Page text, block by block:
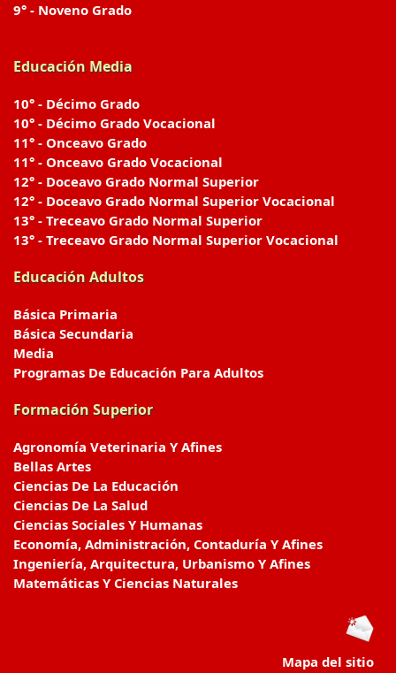
9° - Noveno Grado
Educación Media
10° - Décimo Grado
10° - Décimo Grado Vocacional
11° - Onceavo Grado
11° - Onceavo Grado Vocacional
12° - Doceavo Grado Normal Superior
12° - Doceavo Grado Normal Superior Vocacional
13° - Treceavo Grado Normal Superior
13° - Treceavo Grado Normal Superior Vocacional
Educación Adultos
Básica Primaria
Básica Secundaria
Media
Programas De Educación Para Adultos
Formación Superior
Agronomía Veterinaria Y Afines
Bellas Artes
Ciencias De La Educación
Ciencias De La Salud
Ciencias Sociales Y Humanas
Economía, Administración, Contaduría Y Afines
Ingeniería, Arquitectura, Urbanismo Y Afines
Matemáticas Y Ciencias Naturales
Mapa del sitio